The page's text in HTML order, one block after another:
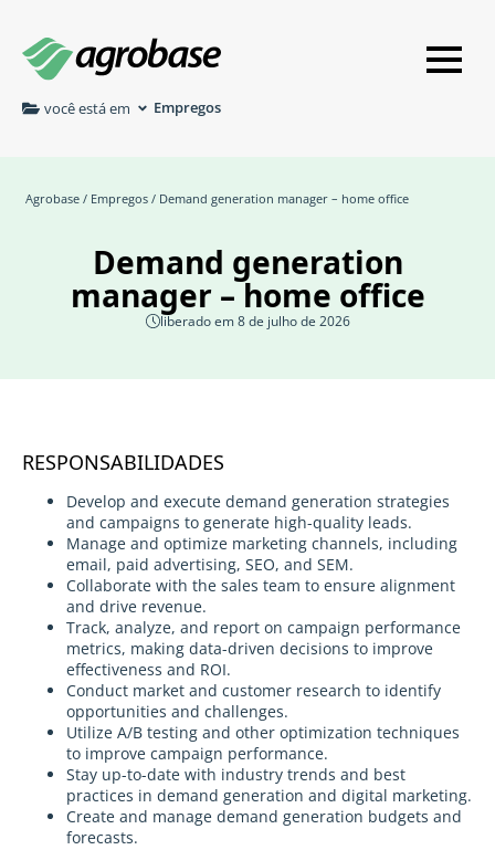
você está em Empregos
Agrobase / Empregos / Demand generation manager – home office
Demand generation
manager – home office
liberado em 8 de julho de 2026
RESPONSABILIDADES
Develop and execute demand generation strategies
and campaigns to generate high-quality leads.
Manage and optimize marketing channels, including
email, paid advertising, SEO, and SEM.
Collaborate with the sales team to ensure alignment
and drive revenue.
Track, analyze, and report on campaign performance
metrics, making data-driven decisions to improve
effectiveness and ROI.
Conduct market and customer research to identify
opportunities and challenges.
Utilize A/B testing and other optimization techniques
to improve campaign performance.
Stay up-to-date with industry trends and best
practices in demand generation and digital marketing.
Create and manage demand generation budgets and
forecasts.